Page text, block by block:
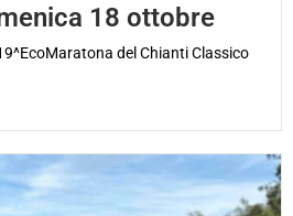
18 ottobre
del Chianti Classico